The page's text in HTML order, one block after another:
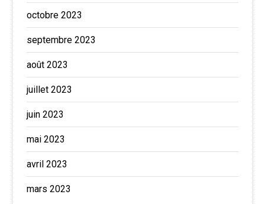
octobre 2023
septembre 2023
août 2023
juillet 2023
juin 2023
mai 2023
avril 2023
mars 2023